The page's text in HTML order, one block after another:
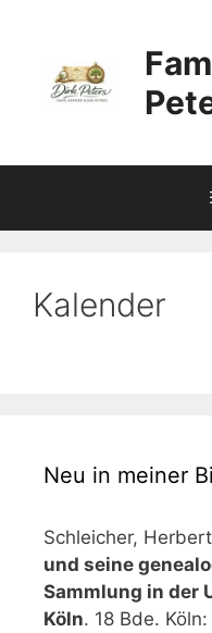
springen
Kalender
Neu in meiner
Schleicher,
und seine
Sammlung in der
Köln. 18 Bde.